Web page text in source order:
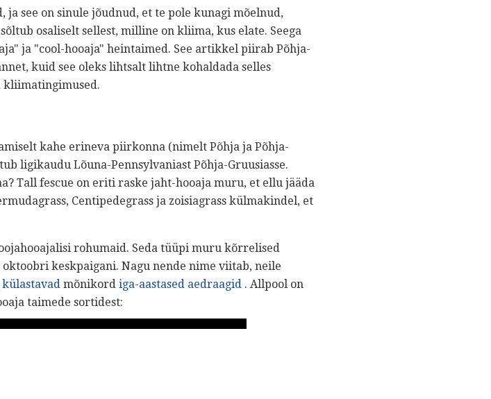
see on sinule jõudnud, et te pole kunagi mõelnud,
osaliselt sellest, milline on kliima, kus elate. Seega
ja "cool-hooaja" heintaimed. See artikkel piirab Põhja-
kuid see oleks lihtsalt lihtne kohaldada selles
kliimatingimused.
kahe erineva piirkonna (nimelt Põhja ja Põhja-
ligikaudu Lõuna-Pennsylvaniast Põhja-Gruusiasse.
Tall fescue on eriti raske jaht-hooaja muru, et ellu jääda
Centipedegrass ja zoisiagrass külmakindel, et
rohumaid. Seda tüüpi muru kõrrelised
keskpaigani. Nagu nende nime viitab, neile
külastavad mõnikord iga-aastased aedraagid . Allpool on
taimede sortidest: